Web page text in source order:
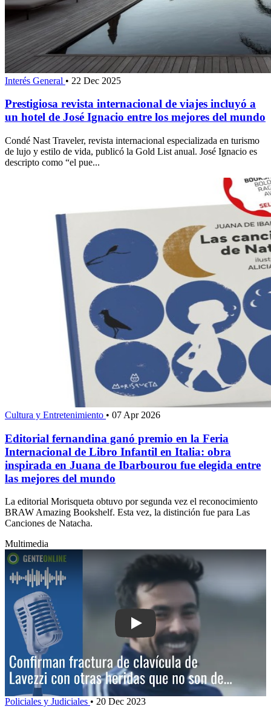
Interés General • 22 Dec 2025
Prestigiosa revista internacional de viajes incluyó a
un hotel de José Ignacio entre los mejores del mundo
Condé Nast Traveler, revista internacional especializada en turismo
de lujo y estilo de vida, publicó la Gold List anual. José Ignacio es
descripto como “el pue...
Cultura y Entretenimiento • 07 Apr 2026
Editorial fernandina ganó premio en la Feria
Internacional de Libro Infantil en Italia: obra
inspirada en Juana de Ibarbourou fue elegida entre
las mejores del mundo
La editorial Morisqueta obtuvo por segunda vez el reconocimiento
BRAW Amazing Bookshelf. Esta vez, la distinción fue para Las
Canciones de Natacha.
Multimedia
Play: Confirman fractura de clavícula
Policiales y Judiciales • 20 Dec 2023